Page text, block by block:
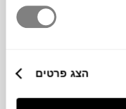
הצג פרטים